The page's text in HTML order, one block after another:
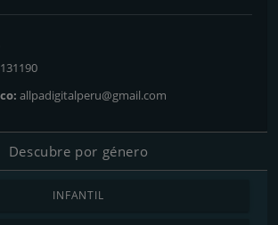
allpadigitalperu@gmail.com
Descubre por género
INFANTIL